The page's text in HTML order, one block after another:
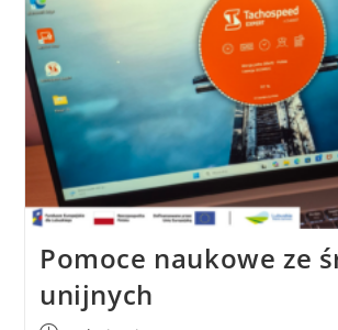
Pomoce naukowe ze
unijnych